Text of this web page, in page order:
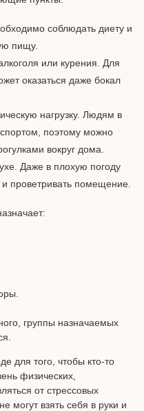
соблюдать диету и
пищу.
или курения. Для
оказаться даже бокал
нагрузку. Людям в
поэтому можно
вокруг дома.
Даже в плохую погоду
проветривать помещение.
группы назначаемых
для того, чтобы кто-то
физических,
от стрессовых
могут взять себя в руки и